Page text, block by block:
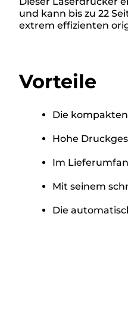
und kann bis zu 22
extrem effizienten
Vorteile
Die
Hohe
Im
Mit seinem
Die